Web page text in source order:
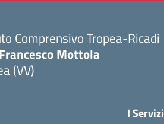
Comprensivo Tropea-Ricadi
Mottola
(VV)
I Servizi